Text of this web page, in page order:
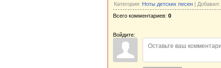
Категория: Ноты детских песен | Добавил:
Всего комментариев: 0
Войдите: